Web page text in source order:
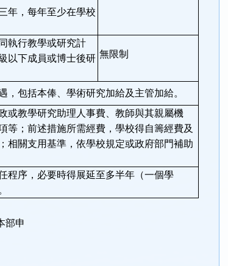
年，每年至少在學校
執行教學或研究計
以下成員或博士後研 無限制
包括本俸、學術研究加給及主管加給。
或教學研究助理人事費、教師與其親屬機
等；前述措施所需經費，學校得自籌經費及
相關支用基準，依學校規定或政府部門補助
程序，必要時得展延至多半年（一個學
部申